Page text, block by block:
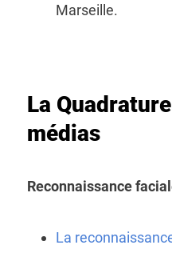
Marseille.
La
médias
Reconnaissance
La